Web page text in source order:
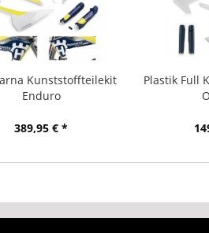
Kunststoffteilekit
Enduro
389,95 € *
Plastik Full